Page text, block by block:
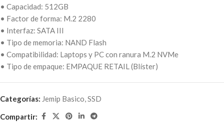
• Capacidad: 512GB
• Factor de forma: M.2 2280
• Interfaz: SATA III
• Tipo de memoria: NAND Flash
• Compatibilidad: Laptops y PC con ranura M.2 NVMe
• Tipo de empaque: EMPAQUE RETAIL (Blíster)
Categorías: Jemip Basico,SSD
Compartir: